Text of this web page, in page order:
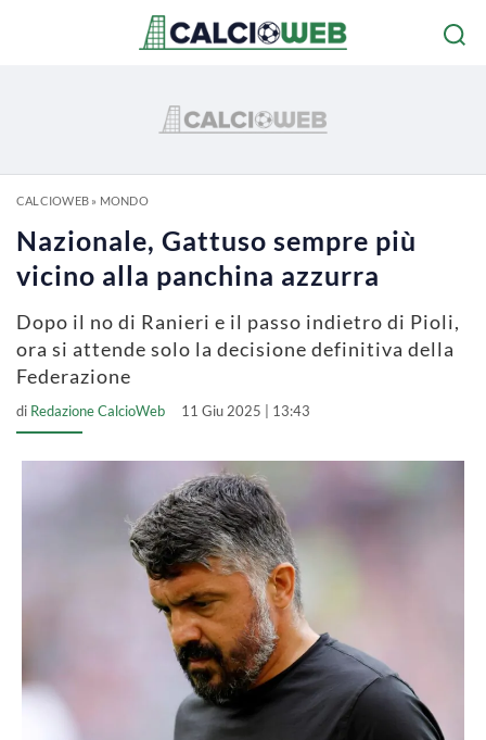
CALCIOWEB» MONDO
Nazionale, Gattuso sempre più
vicino alla panchina azzurra
Dopo il no di Ranieri e il passo indietro di Pioli,
ora si attende solo la decisione definitiva della
Federazione
di Redazione CalcioWeb 11 Giu 2025 | 13:43